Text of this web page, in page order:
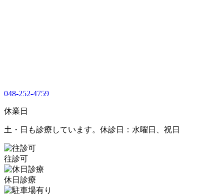
048-252-4759
休業日
土・日も診療しています。休診日：水曜日、祝日
往診可
休日診療